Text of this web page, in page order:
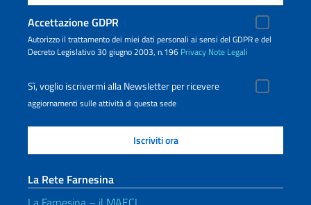
Accettazione GDPR
Autorizzo il trattamento dei miei dati personali ai sensi del GDPR e del
Decreto Legislativo 30 giugno 2003, n.196 Privacy Note Legali
Sì, voglio iscrivermi alla Newsletter per ricevere
aggiornamenti sulle attività di questa sede
La Rete Farnesina